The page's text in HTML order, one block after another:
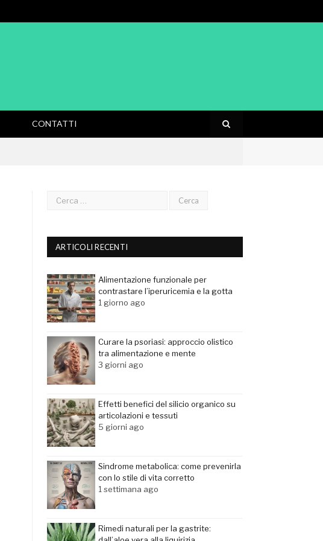
CONTATTI
ARTICOLI RECENTI
Alimentazione funzionale per
contrastare l’iperuricemia e la gotta
1 giorno ago
Curare la psoriasi: approccio olistico
tra alimentazione e mente
3 giorni ago
Effetti benefici del silicio organico su
articolazioni e tessuti
5 giorni ago
Sindrome metabolica: come prevenirla
con lo stile di vita corretto
1 settimana ago
Rimedi naturali per la gastrite: